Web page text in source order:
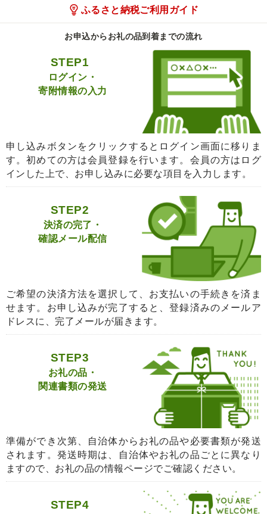
ふるさと納税ご利用ガイド
お申込からお礼の品到着までの流れ
STEP1
ログイン・
寄附情報の入力
申し込みボタンをクリックするとログイン画面に移りま
す。初めての方は会員登録を行います。会員の方はログ
インした上で、お申し込みに必要な項目を入力します。
STEP2
決済の完了・
確認メール配信
ご希望の決済方法を選択して、お支払いの手続きを済ま
せます。お申し込みが完了すると、登録済みのメールア
ドレスに、完了メールが届きます。
STEP3
お礼の品・
関連書類の発送
準備ができ次第、自治体からお礼の品や必要書類が発送
されます。発送時期は、自治体やお礼の品ごとに異なり
ますので、お礼の品の情報ページでご確認ください。
STEP4